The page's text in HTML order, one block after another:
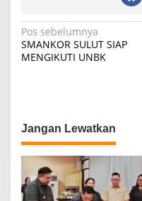
Navigasi
pos
Pos sebelumnya
SMANKOR SULUT SIAP
MENGIKUTI UNBK
Jangan Lewatkan